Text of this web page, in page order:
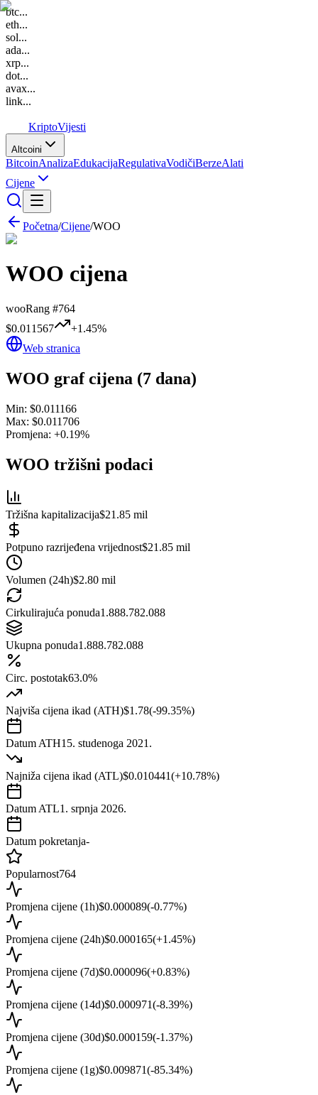
btc...
eth...
sol...
ada...
xrp...
dot...
avax...
link...
KriptoVijesti
Altcoini
BitcoinAnalizaEdukacijaRegulativaVodičiBerzeAlati
Cijene
Početna/Cijene/WOO
WOO cijena
wooRang #764
$0.011567
+1.45%
Web stranica
WOO graf cijena (7 dana)
Min: $0.011166
Max: $0.011706
Promjena: +0.19%
WOO tržišni podaci
Tržišna kapitalizacija$21.85 mil
Potpuno razrijeđena vrijednost$21.85 mil
Volumen (24h)$2.80 mil
Cirkulirajuća ponuda1.888.782.088
Ukupna ponuda1.888.782.088
Circ. postotak63.0%
Najviša cijena ikad (ATH)$1.78(-99.35%)
Datum ATH15. studenoga 2021.
Najniža cijena ikad (ATL)$0.010441(+10.78%)
Datum ATL1. srpnja 2026.
Datum pokretanja-
Popularnost764
Promjena cijene (1h)$0.000089(-0.77%)
Promjena cijene (24h)$0.000165(+1.45%)
Promjena cijene (7d)$0.000096(+0.83%)
Promjena cijene (14d)$0.000971(-8.39%)
Promjena cijene (30d)$0.000159(-1.37%)
Promjena cijene (1g)$0.009871(-85.34%)